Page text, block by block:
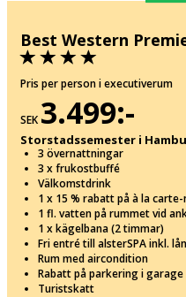
Best Western
Pris per person i executiverum
SEK 3.499:-
Storstadssemester i
3 övernattningar
3 x frukostbuffé
Välkomstdrink
1 x 15 % rabatt på à la
1 fl. vatten på rummet vid
1 x kägelbana (2 timmar)
Fri entré till alsterSPA inkl.
Rum med aircondition
Rabatt på parkering i garage
Turistskatt